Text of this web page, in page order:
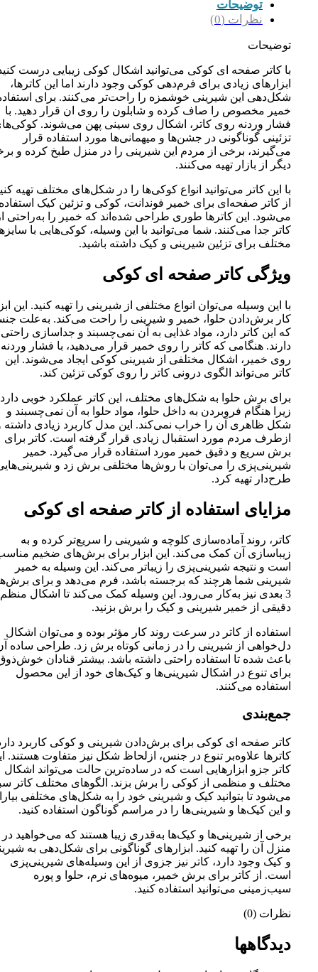
توضیحات
نظرات (0)
توضیحات
با کاتر صفحه ای کوکی می‌توانید اشکال کوکی زیبایی درست
ابزارهای زیادی برای فرم‌دهی کوکی وجود دارند اما این کاترها،
شکل‌دهی این شیرینی خوشمزه را راحت‌تر می‌کنند. برای
خمیر مخصوص را صاف کرده و شابلون را روی ان قرار دهید. با
فشار وردنه روی کاتر، اشکال روی سینی پهن می‌شوند.
تزئینی گوناگونی در جشن‌ها و میهمانی‌ها مورد استفاده قرار
می‌گیرند، برخی از مردم این شیرینی را در منزل طبخ کرده و
دیگر از بازار تهیه می‌کنند.
با این کاتر می‌توانید انواع کوکی‌ها را در شکل‌های مختلف تهیه
از کاتر صفحه‌ای برای خمیر فوندانت، کوکی و تزئین کیک
می‌شود. این کاترها طوری طراحی شده‌اند که خمیر را به‌راحتی
کاتر جدا می‌کنند. شما می‌توانید با این وسیله، کوکی‌هایی با
مختلف برای تزئین شیرینی و کیک داشته باشید.
ویژگی کاتر صفحه ای کوکی
با این وسیله می‌توان انواع مختلفی از شیرینی را تهیه کنید. این
کار برش‌دادن حلوا، خمیر و شیرینی را راحت می‌کند. به‌علت
که این کاتر دارد، مواد غذایی به آن نمی‌چسبند و جداسازی راحتی
دارند. هنگامی که کاتر را روی خمیر قرار می‌دهید، با فشار وردنه
روی خمیر، اشکال مختلفی از شیرینی کوکی ایجاد می‌شوند. این
کاتر می‌تواند الگوی درونی کاتر را روی کوکی تزئین کند.
برای برش حلوا به‌ شکل‌های مختلف، این کاتر عملکرد خوبی دارد
زیرا هنگام فروبردن به داخل حلوا، مواد حلوا به آن نمی‌چسبند و
شکل ظاهری آن را خراب نمی‌کند. این مدل کاربرد زیادی داشته
ازطرف مردم مورد استقبال زیادی قرار گرفته است. کاتر برای
برش سریع و دقیق خمیر مورد استفاده قرار می‌گیرد. خمیر
شیرینی‌پزی را می‌توان با روش‌ها مختلفی برش زد و
طرح‌دار تهیه کرد.
مزایای استفاده از کاتر صفحه ای کوکی
کاتر، روند آماده‌سازی کلوچه و شیرینی را سریع‌تر کرده و به
زیباسازی آن کمک می‌کند. این ابزار برای برش‌های ضخیم
است و نتیجه شیرینی‌پزی را زیباتر می‌کند. این وسیله به خمیر
شیرینی شما هرچند که برجسته باشد، فرم می‌دهد و برای
3 بعدی نیز به‌کار می‌رود. این وسیله کمک می‌کند تا اشکال
دقیقی از خمیر شیرینی و کیک را برش بزنید.
استفاده از کاتر در سرعت روند کار مؤثر بوده و می‌توان اشکال
دل‌خواهی از شیرینی را در زمانی کوتاه برش زد. طراحی ساده
باعث شده تا استفاده راحتی داشته باشد. بیشتر قنادان
برای تنوع در اشکال شیرینی‌ها و کیک‌های خود از این محصول
استفاده می‌کنند.
جمع‌بندی
کاتر صفحه ای کوکی برای برش‌دادن شیرینی و کوکی کاربرد
کاترها علاوه‌بر تنوع در جنس، ازلحاظ شکل نیز متفاوت هستند.
کاتر جزو ابزارهایی است که در ساده‌ترین حالت می‌تواند اشکال
مختلف و منظمی از کوکی را برش بزند. الگوهای مختلف کاتر
می‌شود تا بتوانید کیک و شیرینی خود را به شکل‌های مختلفی
و این کیک‌ها و شیرینی‌ها را در مراسم گوناگون استفاده کنید.
برخی از شیرینی‌ها و کیک‌ها به‌قدری زیبا هستند که می‌خواهید در
منزل آن را تهیه کنید. ابزارهای گوناگونی برای شکل‌دهی به
و کیک وجود دارد، کاتر نیز جزوی از این وسیله‌های شیرینی‌پزی
است. از کاتر برای برش خمیر، میوه‌های نرم، حلوا و پوره
سیب‌زمینی می‌توانید استفاده کنید.
نظرات (0)
دیدگاهها